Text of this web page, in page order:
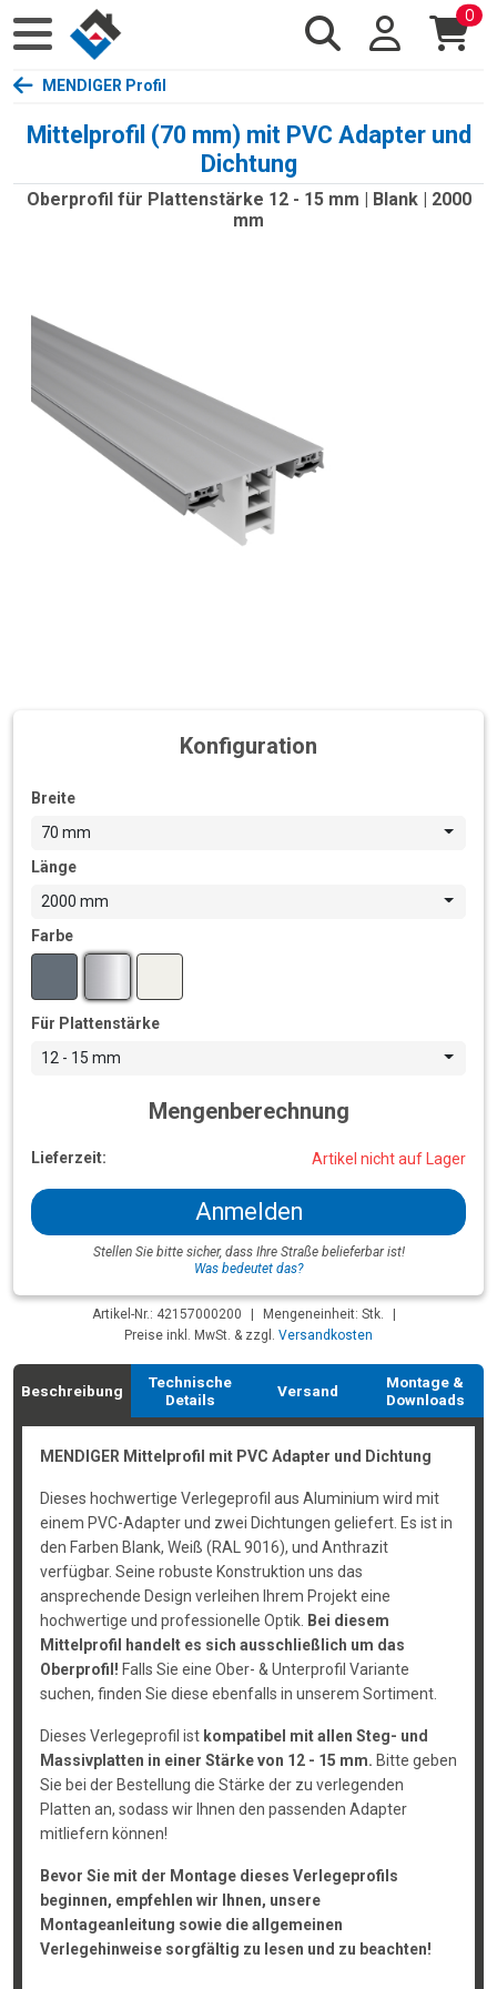
0
MENDIGER Profil
Mittelprofil (70 mm) mit PVC Adapter und
Dichtung
Oberprofil für Plattenstärke 12 - 15 mm | Blank | 2000
mm
Konfiguration
Breite
70 mm
Länge
2000 mm
Farbe
Für Plattenstärke
12 - 15 mm
Mengenberechnung
Lieferzeit: Artikel nicht auf Lager
Anmelden
Stellen Sie bitte sicher, dass Ihre Straße belieferbar ist!
Was bedeutet das?
Artikel-Nr.: 42157000200 | Mengeneinheit: Stk.
|
Preise inkl. MwSt. & zzgl. Versandkosten
Beschreibung
Technische
Details
Versand
Montage &
Downloads
MENDIGER Mittelprofil mit PVC Adapter und Dichtung
Dieses hochwertige Verlegeprofil aus Aluminium wird mit
einem PVC-Adapter und zwei Dichtungen geliefert. Es ist in
den Farben Blank, Weiß (RAL 9016), und Anthrazit
verfügbar. Seine robuste Konstruktion uns das
ansprechende Design verleihen Ihrem Projekt eine
hochwertige und professionelle Optik. Bei diesem
Mittelprofil handelt es sich ausschließlich um das
Oberprofil! Falls Sie eine Ober- & Unterprofil Variante
suchen, finden Sie diese ebenfalls in unserem Sortiment.
Dieses Verlegeprofil ist kompatibel mit allen Steg- und
Massivplatten in einer Stärke von 12 - 15 mm. Bitte geben
Sie bei der Bestellung die Stärke der zu verlegenden
Platten an, sodass wir Ihnen den passenden Adapter
mitliefern können!
Bevor Sie mit der Montage dieses Verlegeprofils
beginnen, empfehlen wir Ihnen, unsere
Montageanleitung sowie die allgemeinen
Verlegehinweise sorgfältig zu lesen und zu beachten!